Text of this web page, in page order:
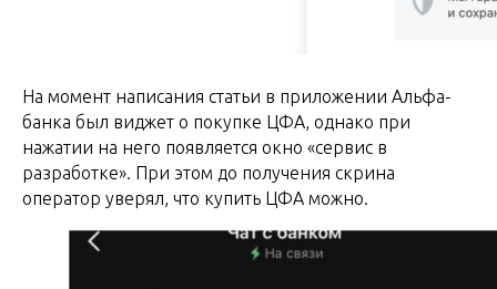
На момент написания статьи в приложении Альфа-
банка был виджет о покупке ЦФА, однако при
нажатии на него появляется окно «сервис в
разработке». При этом до получения скрина
оператор уверял, что купить ЦФА можно.